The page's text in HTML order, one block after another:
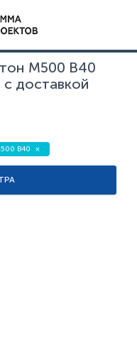
М500 В40
с доставкой
В40